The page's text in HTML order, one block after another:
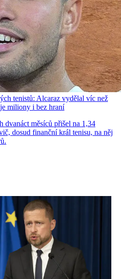
tenistů: Alcaraz vydělal víc než
miliony i bez hraní
dvanáct měsíců přišel na 1,34
dosud finanční král tenisu, na něj